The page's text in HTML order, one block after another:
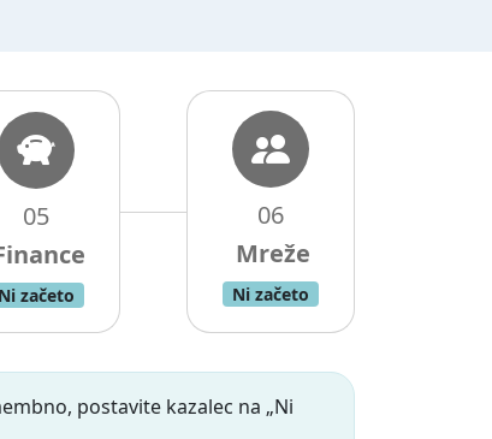
05
Ni začeto
06
Ni začeto
postavite kazalec na „Ni